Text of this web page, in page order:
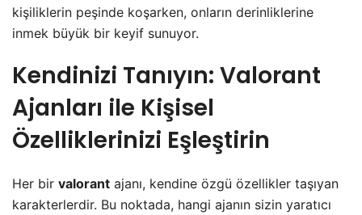
kişiliklerin peşinde koşarken, onların derinliklerine
inmek büyük bir keyif sunuyor.
Kendinizi Tanıyın: Valorant
Ajanları ile Kişisel
Özelliklerinizi Eşleştirin
Her bir valorant ajanı, kendine özgü özellikler taşıyan
karakterlerdir. Bu noktada, hangi ajanın sizin yaratıcı